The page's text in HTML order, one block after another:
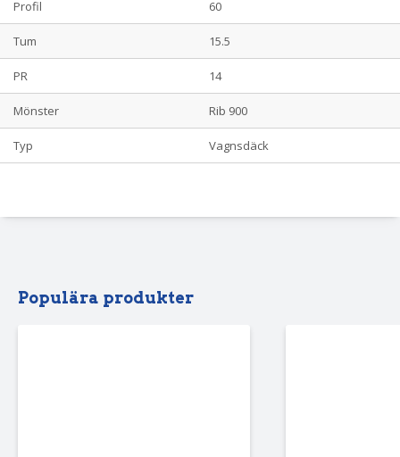
Profil 60
Tum 15.5
PR 14
Mönster Rib 900
Typ Vagnsdäck
Populära produkter